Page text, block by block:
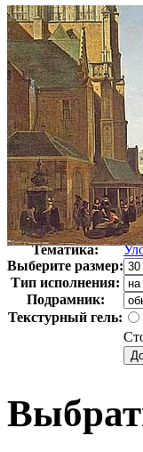
Автор:
Арт-стиль
Тематика:
Выберите размер:
Тип исполнения:
Подрамник:
Текстурный гель: